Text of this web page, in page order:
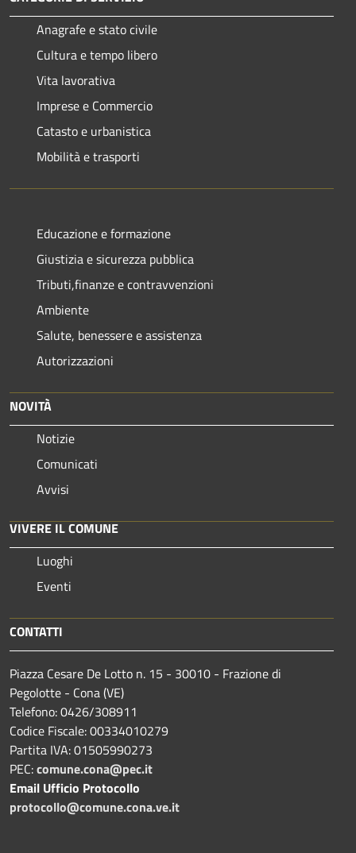
Anagrafe e stato civile
Cultura e tempo libero
Vita lavorativa
Imprese e Commercio
Catasto e urbanistica
Mobilità e trasporti
Educazione e formazione
Giustizia e sicurezza pubblica
Tributi,finanze e contravvenzioni
Ambiente
Salute, benessere e assistenza
Autorizzazioni
NOVITÀ
Notizie
Comunicati
Avvisi
VIVERE IL COMUNE
Luoghi
Eventi
CONTATTI
Piazza Cesare De Lotto n. 15 - 30010 - Frazione di
Pegolotte - Cona (VE)
Telefono: 0426/308911
Codice Fiscale: 00334010279
Partita IVA: 01505990273
PEC:comune.cona@pec.it
Email Ufficio Protocollo
protocollo@comune.cona.ve.it